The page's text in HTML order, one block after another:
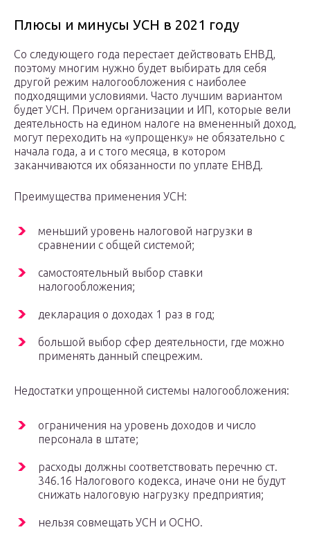
Плюсы и минусы УСН в 2021 году
Со следующего года перестает действовать ЕНВД,
поэтому многим нужно будет выбирать для себя
другой режим налогообложения с наиболее
подходящими условиями. Часто лучшим вариантом
будет УСН. Причем организации и ИП, которые вели
деятельность на едином налоге на вмененный доход,
могут переходить на «упрощенку» не обязательно с
начала года, а и с того месяца, в котором
заканчиваются их обязанности по уплате ЕНВД.
Преимущества применения УСН:
меньший уровень налоговой нагрузки в
сравнении с общей системой;
самостоятельный выбор ставки
налогообложения;
декларация о доходах 1 раз в год;
большой выбор сфер деятельности, где можно
применять данный спецрежим.
Недостатки упрощенной системы налогообложения:
ограничения на уровень доходов и число
персонала в штате;
расходы должны соответствовать перечню ст.
346.16 Налогового кодекса, иначе они не будут
снижать налоговую нагрузку предприятия;
нельзя совмещать УСН и ОСНО.